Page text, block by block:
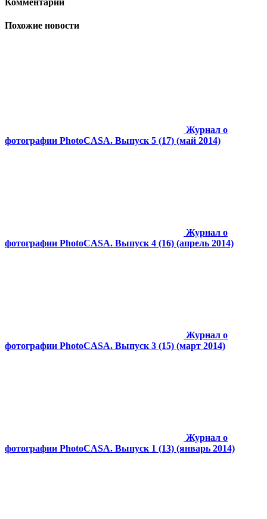
Похожие новости
Журнал о
фотографии PhotoCASA. Выпуск 5 (17) (май 2014)
Журнал о
фотографии PhotoCASA. Выпуск 4 (16) (апрель 2014)
Журнал о
фотографии PhotoCASA. Выпуск 3 (15) (март 2014)
Журнал о
фотографии PhotoCASA. Выпуск 1 (13) (январь 2014)